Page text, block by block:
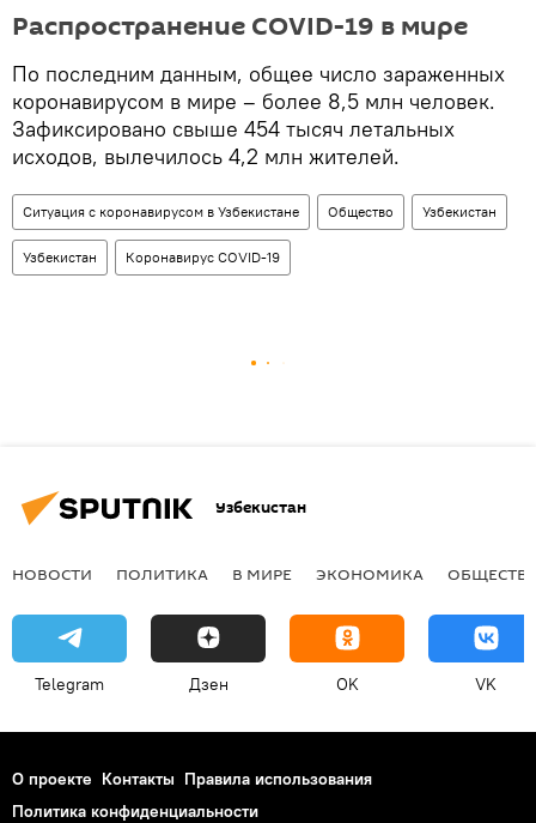
Распространение COVID-19 в мире
По последним данным, общее число зараженных
коронавирусом в мире – более 8,5 млн человек.
Зафиксировано свыше 454 тысяч летальных
исходов, вылечилось 4,2 млн жителей.
Ситуация с коронавирусом в Узбекистане Общество Узбекистан
Узбекистан Коронавирус COVID-19
Узбекистан
НОВОСТИ ПОЛИТИКА В МИРЕ ЭКОНОМИКА
Telegram Дзен OK VK
О проекте Контакты Правила использования
Политика конфиденциальности